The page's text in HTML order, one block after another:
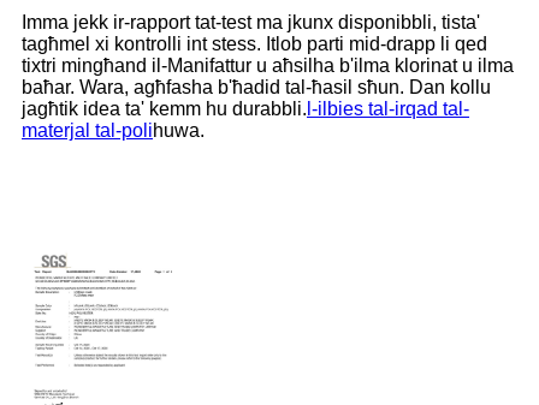
Imma jekk ir-rapport tat-test ma jkunx disponibbli, tista'
tagħmel xi kontrolli int stess. Itlob parti mid-drapp li qed
tixtri mingħand il-Manifattur u aħsilha b'ilma klorinat u ilma
baħar. Wara, agħfasha b'ħadid tal-ħasil sħun. Dan kollu
jagħtik idea ta' kemm hu durabbli. l-ilbies tal-irqad tal-
materjal tal-polihuwa.